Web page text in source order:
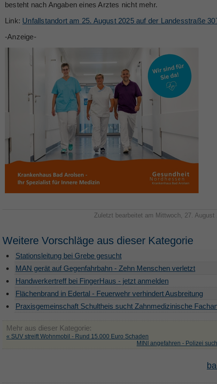
besteht nach Angaben eines Arztes nicht mehr.
Link: Unfallstandort am 25. August 2025 auf der Landesstraße
-Anzeige-
Zuletzt bearbeitet am Mittwoch, 27. August
Weitere Vorschläge aus dieser Kategorie
Stationsleitung bei Grebe gesucht
MAN gerät auf Gegenfahrbahn - Zehn Menschen verletzt
Handwerkertreff bei FingerHaus - jetzt anmelden
Flächenbrand in Edertal - Feuerwehr verhindert Ausbreitung
Praxisgemeinschaft Schultheis sucht Zahnmedizinische
Mehr aus dieser Kategorie:
« SUV streift Wohnmobil - Rund 15.000 Euro Schaden
MINI angefahren - Polizei